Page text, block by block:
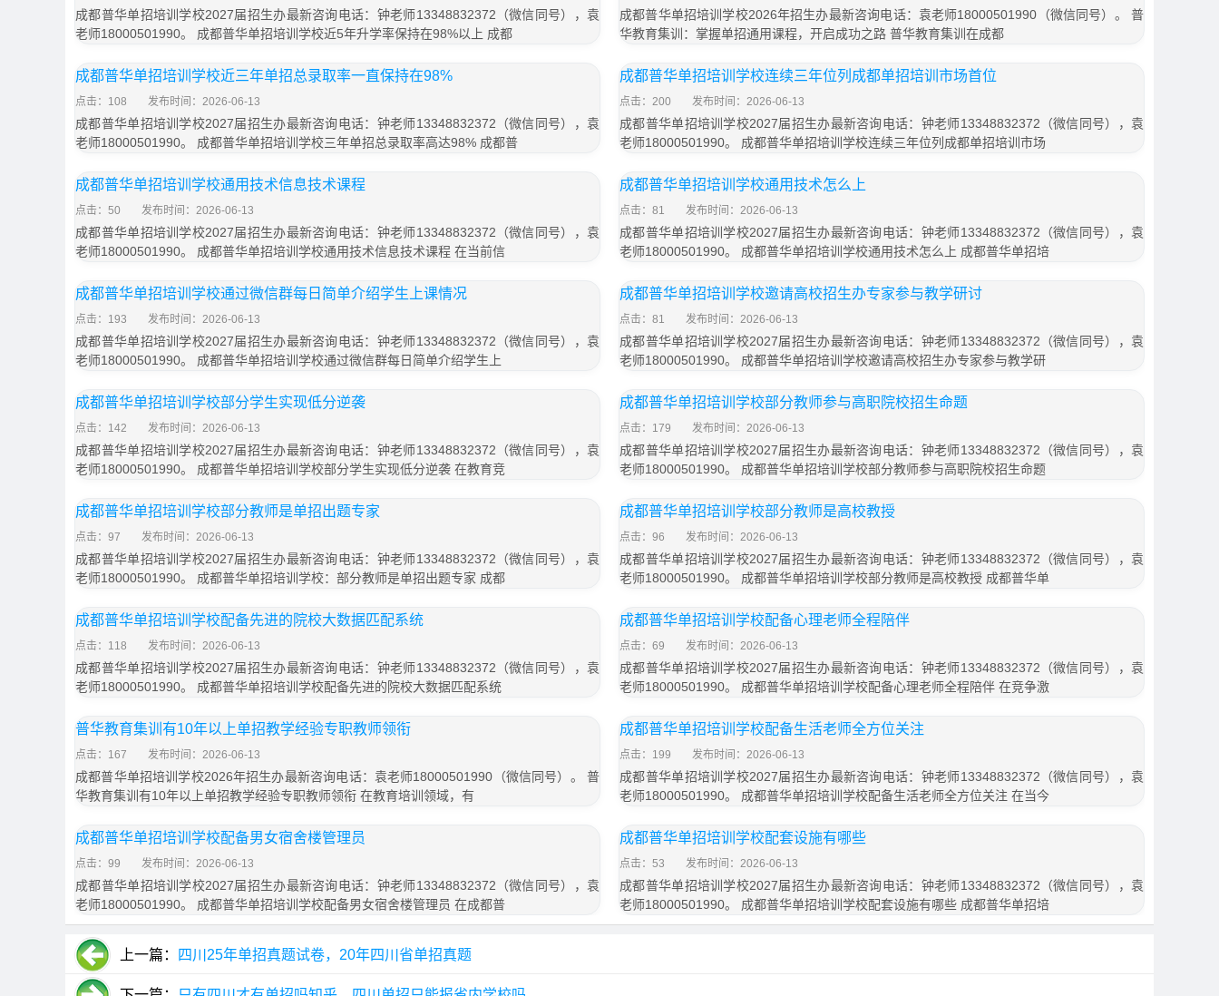
成都普华单招培训学校2027届招生办最新咨询电话：钟老师13348832372（微信同号），袁
老师18000501990。 成都普华单招培训学校近5年升学率保持在98%以上 成都
成都普华单招培训学校2026年招生办最新咨询电话：袁老师18000501990（微信同号）。 普
华教育集训：掌握单招通用课程，开启成功之路 普华教育集训在成都
成都普华单招培训学校近三年单招总录取率一直保持在98%
点击：108 发布时间：2026-06-13
成都普华单招培训学校2027届招生办最新咨询电话：钟老师13348832372（微信同号），袁
老师18000501990。 成都普华单招培训学校三年单招总录取率高达98% 成都普
成都普华单招培训学校连续三年位列成都单招培训市场首位
点击：200 发布时间：2026-06-13
成都普华单招培训学校2027届招生办最新咨询电话：钟老师13348832372（微信同号），袁
老师18000501990。 成都普华单招培训学校连续三年位列成都单招培训市场
成都普华单招培训学校通用技术信息技术课程
点击：50 发布时间：2026-06-13
成都普华单招培训学校2027届招生办最新咨询电话：钟老师13348832372（微信同号），袁
老师18000501990。 成都普华单招培训学校通用技术信息技术课程 在当前信
成都普华单招培训学校通用技术怎么上
点击：81 发布时间：2026-06-13
成都普华单招培训学校2027届招生办最新咨询电话：钟老师13348832372（微信同号），袁
老师18000501990。 成都普华单招培训学校通用技术怎么上 成都普华单招培
成都普华单招培训学校通过微信群每日简单介绍学生上课情况
点击：193 发布时间：2026-06-13
成都普华单招培训学校2027届招生办最新咨询电话：钟老师13348832372（微信同号），袁
老师18000501990。 成都普华单招培训学校通过微信群每日简单介绍学生上
成都普华单招培训学校邀请高校招生办专家参与教学研讨
点击：81 发布时间：2026-06-13
成都普华单招培训学校2027届招生办最新咨询电话：钟老师13348832372（微信同号），袁
老师18000501990。 成都普华单招培训学校邀请高校招生办专家参与教学研
成都普华单招培训学校部分学生实现低分逆袭
点击：142 发布时间：2026-06-13
成都普华单招培训学校2027届招生办最新咨询电话：钟老师13348832372（微信同号），袁
老师18000501990。 成都普华单招培训学校部分学生实现低分逆袭 在教育竞
成都普华单招培训学校部分教师参与高职院校招生命题
点击：179 发布时间：2026-06-13
成都普华单招培训学校2027届招生办最新咨询电话：钟老师13348832372（微信同号），袁
老师18000501990。 成都普华单招培训学校部分教师参与高职院校招生命题
成都普华单招培训学校部分教师是单招出题专家
点击：97 发布时间：2026-06-13
成都普华单招培训学校2027届招生办最新咨询电话：钟老师13348832372（微信同号），袁
老师18000501990。 成都普华单招培训学校：部分教师是单招出题专家 成都
成都普华单招培训学校部分教师是高校教授
点击：96 发布时间：2026-06-13
成都普华单招培训学校2027届招生办最新咨询电话：钟老师13348832372（微信同号），袁
老师18000501990。 成都普华单招培训学校部分教师是高校教授 成都普华单
成都普华单招培训学校配备先进的院校大数据匹配系统
点击：118 发布时间：2026-06-13
成都普华单招培训学校2027届招生办最新咨询电话：钟老师13348832372（微信同号），袁
老师18000501990。 成都普华单招培训学校配备先进的院校大数据匹配系统
成都普华单招培训学校配备心理老师全程陪伴
点击：69 发布时间：2026-06-13
成都普华单招培训学校2027届招生办最新咨询电话：钟老师13348832372（微信同号），袁
老师18000501990。 成都普华单招培训学校配备心理老师全程陪伴 在竞争激
普华教育集训有10年以上单招教学经验专职教师领衔
点击：167 发布时间：2026-06-13
成都普华单招培训学校2026年招生办最新咨询电话：袁老师18000501990（微信同号）。 普
华教育集训有10年以上单招教学经验专职教师领衔 在教育培训领域，有
成都普华单招培训学校配备生活老师全方位关注
点击：199 发布时间：2026-06-13
成都普华单招培训学校2027届招生办最新咨询电话：钟老师13348832372（微信同号），袁
老师18000501990。 成都普华单招培训学校配备生活老师全方位关注 在当今
成都普华单招培训学校配备男女宿舍楼管理员
点击：99 发布时间：2026-06-13
成都普华单招培训学校2027届招生办最新咨询电话：钟老师13348832372（微信同号），袁
老师18000501990。 成都普华单招培训学校配备男女宿舍楼管理员 在成都普
成都普华单招培训学校配套设施有哪些
点击：53 发布时间：2026-06-13
成都普华单招培训学校2027届招生办最新咨询电话：钟老师13348832372（微信同号），袁
老师18000501990。 成都普华单招培训学校配套设施有哪些 成都普华单招培
上一篇： 四川25年单招真题试卷，20年四川省单招真题